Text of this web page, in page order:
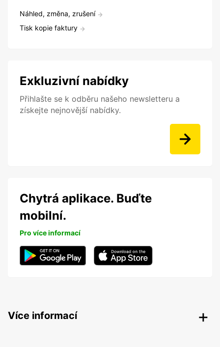
Náhled, změna, zrušení
Tisk kopie faktury
Exkluzivní nabídky
Přihlašte se k odběru našeho newsletteru a
získejte nejnovější nabídky.
Chytrá aplikace. Buďte
mobilní.
Pro více informací
Více informací